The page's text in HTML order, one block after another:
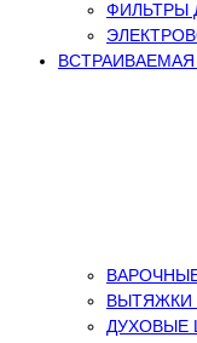
ФИЛЬТРЫ
ВЫТЯЖКИ
ДУХОВЫЕ